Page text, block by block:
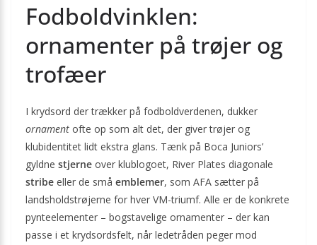
Fodboldvinklen:
ornamenter på trøjer og
trofæer
I krydsord der trækker på fodboldverdenen, dukker
ornament ofte op som alt det, der giver trøjer og
klubidentitet lidt ekstra glans. Tænk på Boca Juniors’
gyldne stjerne over klublogoet, River Plates diagonale
stribe eller de små emblemer, som AFA sætter på
landsholdstrøjerne for hver VM-triumf. Alle er de konkrete
pynteelementer – bogstavelige ornamenter – der kan
passe i et krydsordsfelt, når ledetråden peger mod